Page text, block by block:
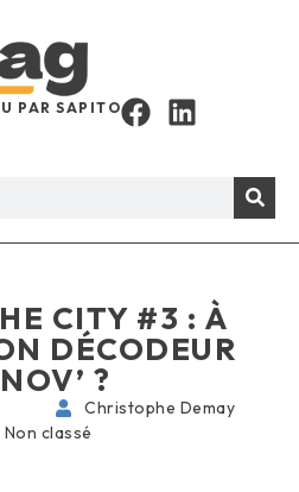
PAR SAPITO
CITY #3 : À
DÉCODEUR
?
Christophe Demay
Non classé